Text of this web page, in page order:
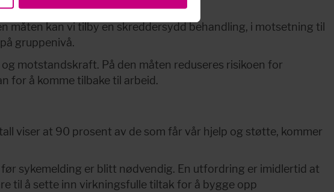
og arbeidskapasitet over tid.
måten kan vi tilby en skreddersydd behandling, i motsetning til
gruppenivå.
motstandskraft. På den måten reduseres risikoen for
for å komme tilbake til arbeid.
viser at 90 prosent av de som får vår hjelp og støtte, kommer
sykemelding er blitt nødvendig. En utfordring er imidlertid at
til å sette inn virkningsfulle tiltak for å bygge opp